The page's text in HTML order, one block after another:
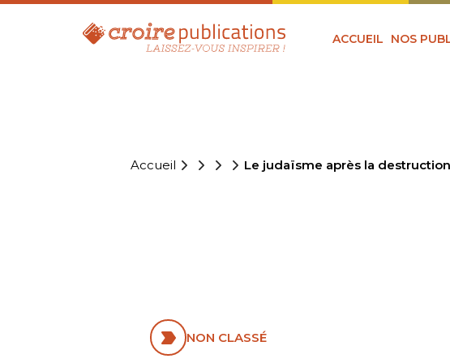
ACCUEIL NOS
Accueil Le judaïsme après la
NON CLASSÉ